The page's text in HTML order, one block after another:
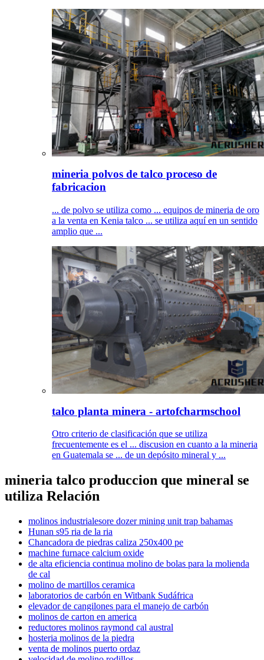
mineria polvos de talco proceso de
fabricacion
... de polvo se utiliza como ... equipos de mineria de oro
a la venta en Kenia talco ... se utiliza aquí en un sentido
amplio que ...
talco planta minera - artofcharmschool
Otro criterio de clasificación que se utiliza
frecuentemente es el ... discusion en cuanto a la mineria
en Guatemala se ... de un depósito mineral y ...
mineria talco produccion que mineral se
utiliza Relación
molinos industrialesore dozer mining unit trap bahamas
Hunan s95 ria de la ria
Chancadora de piedras caliza 250x400 pe
machine furnace calcium oxide
de alta eficiencia continua molino de bolas para la molienda
de cal
molino de martillos ceramica
laboratorios de carbón en Witbank Sudáfrica
elevador de cangilones para el manejo de carbón
molinos de carton en america
reductores molinos raymond cal austral
hosteria molinos de la piedra
venta de molinos puerto ordaz